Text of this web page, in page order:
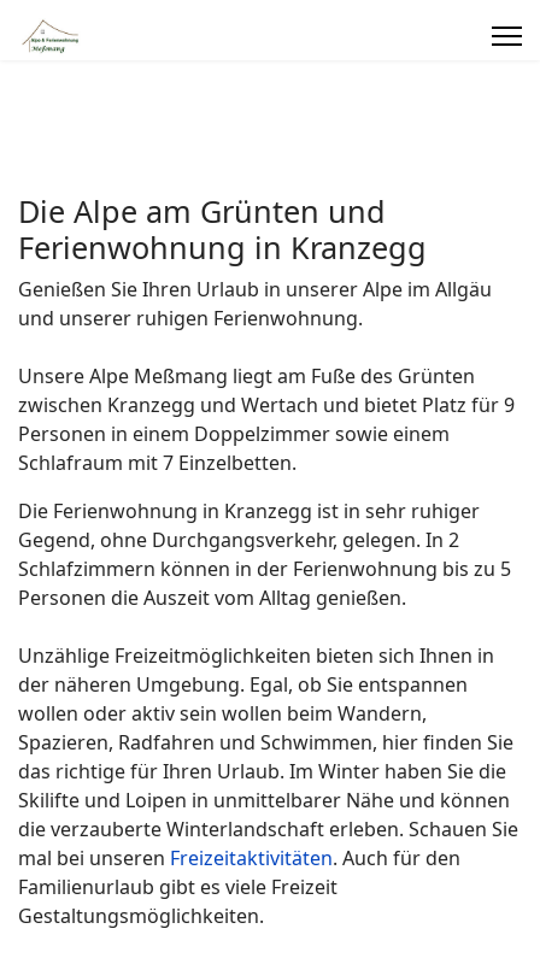
Die Alpe am Grünten und
Ferienwohnung in Kranzegg
Genießen Sie Ihren Urlaub in unserer Alpe im Allgäu
und unserer ruhigen Ferienwohnung.
Unsere Alpe Meßmang liegt am Fuße des Grünten
zwischen Kranzegg und Wertach und bietet Platz für 9
Personen in einem Doppelzimmer sowie einem
Schlafraum mit 7 Einzelbetten.
Die Ferienwohnung in Kranzegg ist in sehr ruhiger
Gegend, ohne Durchgangsverkehr, gelegen. In 2
Schlafzimmern können in der Ferienwohnung bis zu 5
Personen die Auszeit vom Alltag genießen.
Unzählige Freizeitmöglichkeiten bieten sich Ihnen in
der näheren Umgebung. Egal, ob Sie entspannen
wollen oder aktiv sein wollen beim Wandern,
Spazieren, Radfahren und Schwimmen, hier finden Sie
das richtige für Ihren Urlaub. Im Winter haben Sie die
Skilifte und Loipen in unmittelbarer Nähe und können
die verzauberte Winterlandschaft erleben. Schauen Sie
mal bei unseren Freizeitaktivitäten. Auch für den
Familienurlaub gibt es viele Freizeit
Gestaltungsmöglichkeiten.